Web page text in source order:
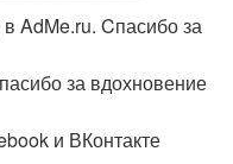
AdMe.ru. Cпасибо за
за вдохновение
и ВКонтакте